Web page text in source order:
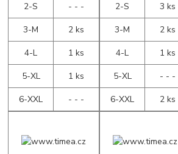
2-S
- - -
3-M
2 ks
4-L
1 ks
5-XL
1 ks
6-XXL
- - -
2-S
3 ks
3-M
2 ks
4-L
1 ks
5-XL
- - -
6-XXL
2 ks